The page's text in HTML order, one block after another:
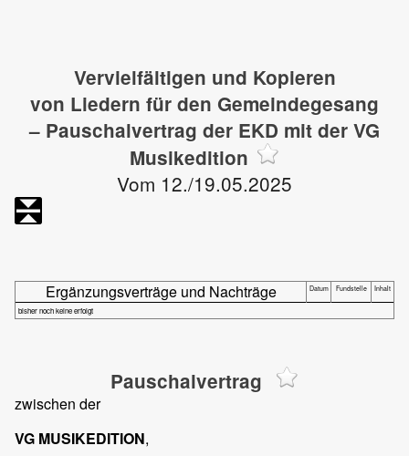
Vervielfältigen und Kopieren
von Liedern für den Gemeindegesang
– Pauschalvertrag der EKD mit der VG
Musikedition
Vom 12./19.05.2025
Ergänzungsverträge und Nachträge Datum Fundstelle Inhalt
bisher noch keine erfolgt
Pauschalvertrag
zwischen der
VG MUSIKEDITION,